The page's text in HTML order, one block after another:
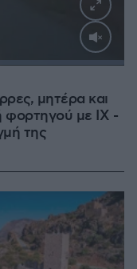
μητέρα και
φορτηγού με ΙΧ -
της